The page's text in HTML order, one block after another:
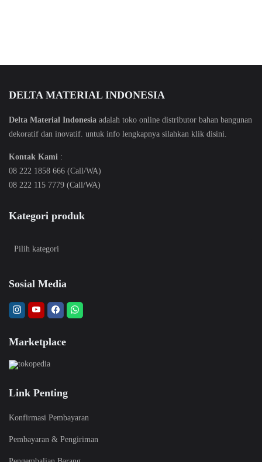
DELTA MATERIAL INDONESIA
Delta Material Indonesia adalah toko online distributor bahan bangunan
dekoratif dan inovatif. untuk info lengkapnya silahkan klik disini.
Kontak Kami :
08 222 1858 666 (Call/WA)
08 222 115 7779 (Call/WA)
Kategori produk
Sosial Media
Marketplace
Link Penting
Konfirmasi Pembayaran
Pembayaran & Pengiriman